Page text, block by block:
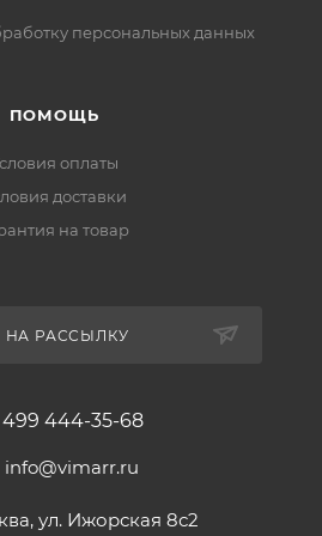
персональных данных
ПОМОЩЬ
оплаты
доставки
на товар
РАССЫЛКУ
499 444-35-68
info@vimarr.ru
ул. Ижорская 8с2